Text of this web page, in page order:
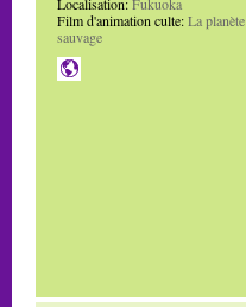
Film d'animation culte:La planète
sauvage